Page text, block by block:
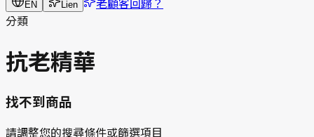
EN Lien
分類
抗老精華
找不到商品
請調整您的搜尋條件或篩選項目